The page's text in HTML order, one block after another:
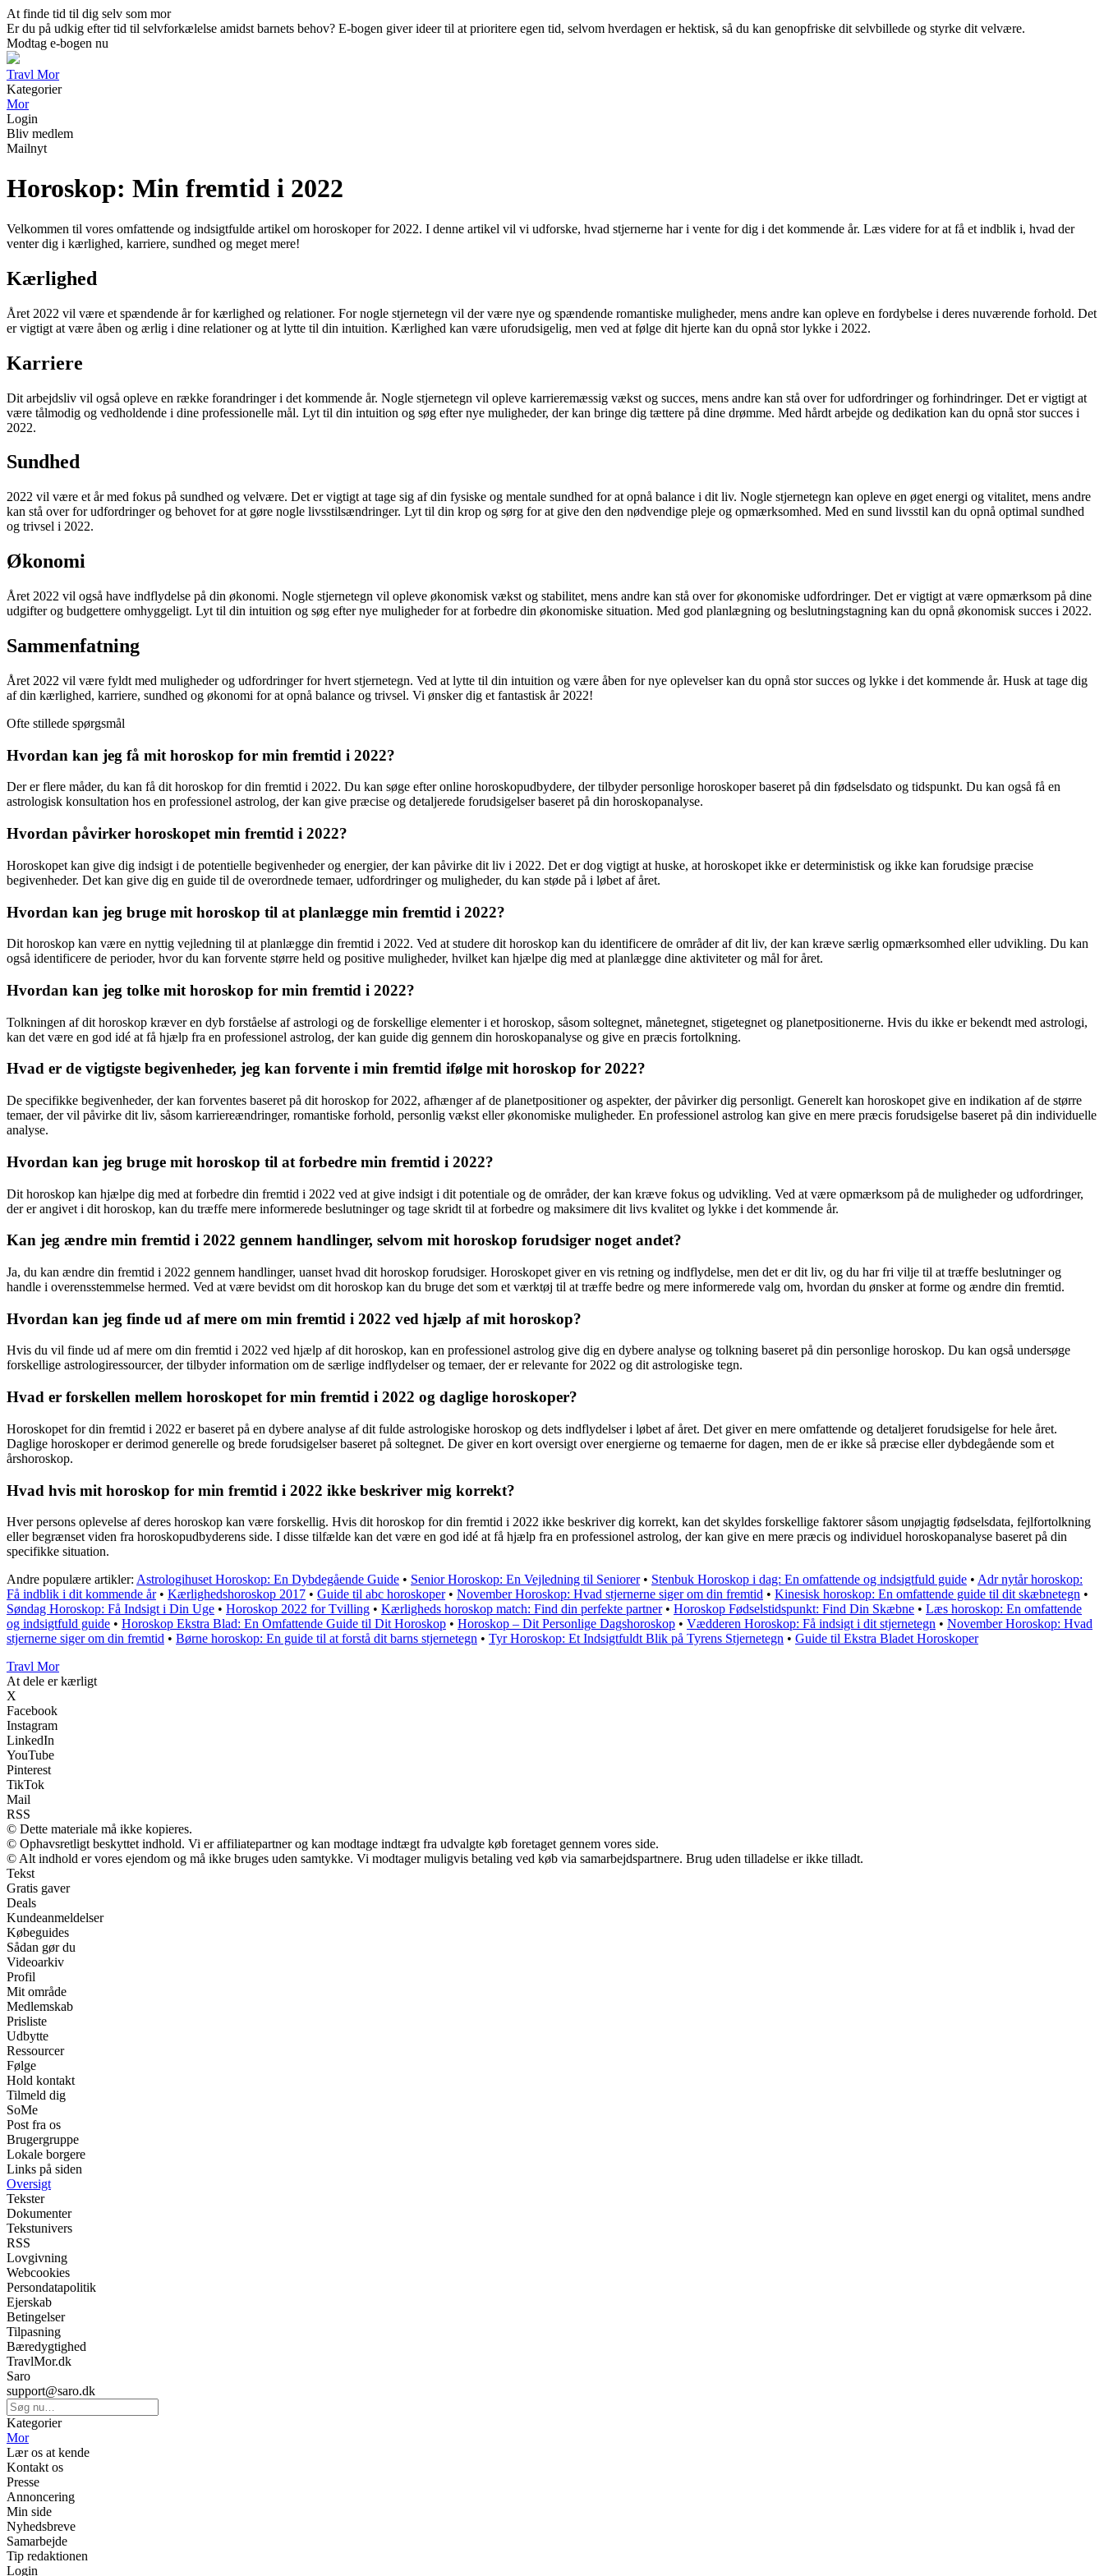
At finde tid til dig selv som mor
Er du på udkig efter tid til selvforkælelse amidst barnets behov? E-bogen giver ideer til at prioritere egen tid, selvom hverdagen er hektisk, så du kan genopfriske dit selvbillede og styrke dit velvære.
Modtag e-bogen nu
Travl Mor
Kategorier
Mor
Login
Bliv medlem
Mailnyt
Horoskop: Min fremtid i 2022
Velkommen til vores omfattende og indsigtfulde artikel om horoskoper for 2022. I denne artikel vil vi udforske, hvad stjernerne har i vente for dig i det kommende år. Læs videre for at få et indblik i, hvad der
venter dig i kærlighed, karriere, sundhed og meget mere!
Kærlighed
Året 2022 vil være et spændende år for kærlighed og relationer. For nogle stjernetegn vil der være nye og spændende romantiske muligheder, mens andre kan opleve en fordybelse i deres nuværende forhold. Det
er vigtigt at være åben og ærlig i dine relationer og at lytte til din intuition. Kærlighed kan være uforudsigelig, men ved at følge dit hjerte kan du opnå stor lykke i 2022.
Karriere
Dit arbejdsliv vil også opleve en række forandringer i det kommende år. Nogle stjernetegn vil opleve karrieremæssig vækst og succes, mens andre kan stå over for udfordringer og forhindringer. Det er vigtigt at
være tålmodig og vedholdende i dine professionelle mål. Lyt til din intuition og søg efter nye muligheder, der kan bringe dig tættere på dine drømme. Med hårdt arbejde og dedikation kan du opnå stor succes i
2022.
Sundhed
2022 vil være et år med fokus på sundhed og velvære. Det er vigtigt at tage sig af din fysiske og mentale sundhed for at opnå balance i dit liv. Nogle stjernetegn kan opleve en øget energi og vitalitet, mens andre
kan stå over for udfordringer og behovet for at gøre nogle livsstilsændringer. Lyt til din krop og sørg for at give den den nødvendige pleje og opmærksomhed. Med en sund livsstil kan du opnå optimal sundhed
og trivsel i 2022.
Økonomi
Året 2022 vil også have indflydelse på din økonomi. Nogle stjernetegn vil opleve økonomisk vækst og stabilitet, mens andre kan stå over for økonomiske udfordringer. Det er vigtigt at være opmærksom på dine
udgifter og budgettere omhyggeligt. Lyt til din intuition og søg efter nye muligheder for at forbedre din økonomiske situation. Med god planlægning og beslutningstagning kan du opnå økonomisk succes i 2022.
Sammenfatning
Året 2022 vil være fyldt med muligheder og udfordringer for hvert stjernetegn. Ved at lytte til din intuition og være åben for nye oplevelser kan du opnå stor succes og lykke i det kommende år. Husk at tage dig
af din kærlighed, karriere, sundhed og økonomi for at opnå balance og trivsel. Vi ønsker dig et fantastisk år 2022!
Ofte stillede spørgsmål
Hvordan kan jeg få mit horoskop for min fremtid i 2022?
Der er flere måder, du kan få dit horoskop for din fremtid i 2022. Du kan søge efter online horoskopudbydere, der tilbyder personlige horoskoper baseret på din fødselsdato og tidspunkt. Du kan også få en
astrologisk konsultation hos en professionel astrolog, der kan give præcise og detaljerede forudsigelser baseret på din horoskopanalyse.
Hvordan påvirker horoskopet min fremtid i 2022?
Horoskopet kan give dig indsigt i de potentielle begivenheder og energier, der kan påvirke dit liv i 2022. Det er dog vigtigt at huske, at horoskopet ikke er deterministisk og ikke kan forudsige præcise
begivenheder. Det kan give dig en guide til de overordnede temaer, udfordringer og muligheder, du kan støde på i løbet af året.
Hvordan kan jeg bruge mit horoskop til at planlægge min fremtid i 2022?
Dit horoskop kan være en nyttig vejledning til at planlægge din fremtid i 2022. Ved at studere dit horoskop kan du identificere de områder af dit liv, der kan kræve særlig opmærksomhed eller udvikling. Du kan
også identificere de perioder, hvor du kan forvente større held og positive muligheder, hvilket kan hjælpe dig med at planlægge dine aktiviteter og mål for året.
Hvordan kan jeg tolke mit horoskop for min fremtid i 2022?
Tolkningen af dit horoskop kræver en dyb forståelse af astrologi og de forskellige elementer i et horoskop, såsom soltegnet, månetegnet, stigetegnet og planetpositionerne. Hvis du ikke er bekendt med astrologi,
kan det være en god idé at få hjælp fra en professionel astrolog, der kan guide dig gennem din horoskopanalyse og give en præcis fortolkning.
Hvad er de vigtigste begivenheder, jeg kan forvente i min fremtid ifølge mit horoskop for 2022?
De specifikke begivenheder, der kan forventes baseret på dit horoskop for 2022, afhænger af de planetpositioner og aspekter, der påvirker dig personligt. Generelt kan horoskopet give en indikation af de større
temaer, der vil påvirke dit liv, såsom karriereændringer, romantiske forhold, personlig vækst eller økonomiske muligheder. En professionel astrolog kan give en mere præcis forudsigelse baseret på din individuelle
analyse.
Hvordan kan jeg bruge mit horoskop til at forbedre min fremtid i 2022?
Dit horoskop kan hjælpe dig med at forbedre din fremtid i 2022 ved at give indsigt i dit potentiale og de områder, der kan kræve fokus og udvikling. Ved at være opmærksom på de muligheder og udfordringer,
der er angivet i dit horoskop, kan du træffe mere informerede beslutninger og tage skridt til at forbedre og maksimere dit livs kvalitet og lykke i det kommende år.
Kan jeg ændre min fremtid i 2022 gennem handlinger, selvom mit horoskop forudsiger noget andet?
Ja, du kan ændre din fremtid i 2022 gennem handlinger, uanset hvad dit horoskop forudsiger. Horoskopet giver en vis retning og indflydelse, men det er dit liv, og du har fri vilje til at træffe beslutninger og
handle i overensstemmelse hermed. Ved at være bevidst om dit horoskop kan du bruge det som et værktøj til at træffe bedre og mere informerede valg om, hvordan du ønsker at forme og ændre din fremtid.
Hvordan kan jeg finde ud af mere om min fremtid i 2022 ved hjælp af mit horoskop?
Hvis du vil finde ud af mere om din fremtid i 2022 ved hjælp af dit horoskop, kan en professionel astrolog give dig en dybere analyse og tolkning baseret på din personlige horoskop. Du kan også undersøge
forskellige astrologiressourcer, der tilbyder information om de særlige indflydelser og temaer, der er relevante for 2022 og dit astrologiske tegn.
Hvad er forskellen mellem horoskopet for min fremtid i 2022 og daglige horoskoper?
Horoskopet for din fremtid i 2022 er baseret på en dybere analyse af dit fulde astrologiske horoskop og dets indflydelser i løbet af året. Det giver en mere omfattende og detaljeret forudsigelse for hele året.
Daglige horoskoper er derimod generelle og brede forudsigelser baseret på soltegnet. De giver en kort oversigt over energierne og temaerne for dagen, men de er ikke så præcise eller dybdegående som et
årshoroskop.
Hvad hvis mit horoskop for min fremtid i 2022 ikke beskriver mig korrekt?
Hver persons oplevelse af deres horoskop kan være forskellig. Hvis dit horoskop for din fremtid i 2022 ikke beskriver dig korrekt, kan det skyldes forskellige faktorer såsom unøjagtig fødselsdata, fejlfortolkning
eller begrænset viden fra horoskopudbyderens side. I disse tilfælde kan det være en god idé at få hjælp fra en professionel astrolog, der kan give en mere præcis og individuel horoskopanalyse baseret på din
specifikke situation.
Andre populære artikler: Astrologihuset Horoskop: En Dybdegående Guide • Senior Horoskop: En Vejledning til Seniorer• Stenbuk Horoskop i dag: En omfattende og indsigtfuld guide • Adr nytår horoskop:
Få indblik i dit kommende år• Kærlighedshoroskop 2017 • Guide til abc horoskoper• November Horoskop: Hvad stjernerne siger om din fremtid • Kinesisk horoskop: En omfattende guide til dit skæbnetegn •
Søndag Horoskop: Få Indsigt i Din Uge • Horoskop 2022 for Tvilling • Kærligheds horoskop match: Find din perfekte partner• Horoskop Fødselstidspunkt: Find Din Skæbne • Læs horoskop: En omfattende
og indsigtfuld guide • Horoskop Ekstra Blad: En Omfattende Guide til Dit Horoskop • Horoskop – Dit Personlige Dagshoroskop • Vædderen Horoskop: Få indsigt i dit stjernetegn • November Horoskop: Hvad
stjernerne siger om din fremtid • Børne horoskop: En guide til at forstå dit barns stjernetegn • Tyr Horoskop: Et Indsigtfuldt Blik på Tyrens Stjernetegn • Guide til Ekstra Bladet Horoskoper
Travl Mor
At dele er kærligt
X
Facebook
Instagram
LinkedIn
YouTube
Pinterest
TikTok
Mail
RSS
© Dette materiale må ikke kopieres.
© Ophavsretligt beskyttet indhold. Vi er affiliatepartner og kan modtage indtægt fra udvalgte køb foretaget gennem vores side.
© Alt indhold er vores ejendom og må ikke bruges uden samtykke. Vi modtager muligvis betaling ved køb via samarbejdspartnere. Brug uden tilladelse er ikke tilladt.
Tekst
Gratis gaver
Deals
Kundeanmeldelser
Købeguides
Sådan gør du
Videoarkiv
Profil
Mit område
Medlemskab
Prisliste
Udbytte
Ressourcer
Følge
Hold kontakt
Tilmeld dig
SoMe
Post fra os
Brugergruppe
Lokale borgere
Links på siden
Oversigt
Tekster
Dokumenter
Tekstunivers
RSS
Lovgivning
Webcookies
Persondatapolitik
Ejerskab
Betingelser
Tilpasning
Bæredygtighed
TravlMor.dk
Saro
support@saro.dk
Kategorier
Mor
Lær os at kende
Kontakt os
Presse
Annoncering
Min side
Nyhedsbreve
Samarbejde
Tip redaktionen
Login